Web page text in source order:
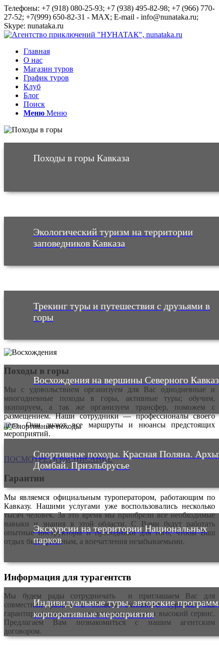
Телефоны: +7 (918) 080-25-93; +7 (938) 495-82-98; +7 (966) 770-
27-52; +7(999) 650-82-31 - MAX; E-mail - info@nunataka.ru;
Skype: nunataka.ru
Главная
О нас
Магазин туров
График туров
Клуб
Блог
Поиск
Меню Меню
Походы в горы Кавказа
Экологический туризм на территории
заповедников Кавказа
Трекинг туры и путешествия с друзьями в
горы
Восхождения на вершины Северного
Спортивные походы. Красная Поляна.
Домбай. Приэльбрусье
Экскурсии на территории Национальных
парков
Индивидуальные туры, авторские
корпоративные мероприятия
Походы в горы
Мы с удовольствием организуем для Вас однодневные и
многодневные походы в горы, активные туры; обучим,
экипируем, а так же организуем трансфер, поможем с
размещением. Наши сотрудники — профессионалы своего
дела. Они знают все маршруты и нюансы предстоящих
мероприятий.
ПОСМОТРЕТЬ РАСПИСАНИЕ
Гарантии
Мы являемся официальным туроператором, работающим по
Кавказу. Нашими услугами уже воспользовались несколько
тысяч человек. За это время мы приобрели все необходимые
навыки и знания в этой области. С Вами будут работать
опытные инструкторы и проводники для того, чтобы Ваш
отдых был приятным, а впечатления незабываемыми.
Информация для турагентств
Мы будем рады сотрудничать и приглашаем Вас для
совместной работы в области активного туризма. Мы
гарантируем качество выполненных услуг и высокий сервис.
Предлагаем Вам познакомиться с нашим агентским
договором.